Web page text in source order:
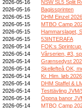
2026-05-16
NSW SL5 Split
2026-05-16
Bagissprinten
2026-05-15
DHM Einzel
2026-05-15
MTBO Camp
2026-05-15
Hammarslaget,
2026-05-15
53INTERAFA
2026-05-14
FOK:s Sprintcup
2026-05-14
Vårserien, #3,
2026-05-14
Grænsedyst
2026-05-14
Skellefteå OK,
2026-05-14
Kr. Him. løb 2026
2026-05-14
DHM Staffel &
2026-05-14
Testtävling JVM/
2026-05-14
Öppna banor
2026-05-14
MTBO Camp